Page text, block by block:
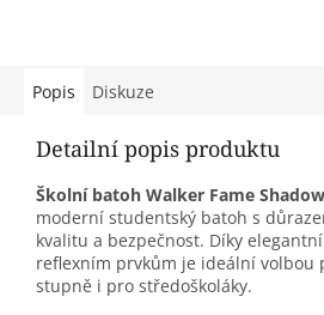
Popis Diskuze
Detailní popis produktu
Školní batoh Walker Fame
moderní studentský batoh s
kvalitu a bezpečnost. Díky
reflexním prvkům je ideální volbou
stupně i pro středoškoláky.